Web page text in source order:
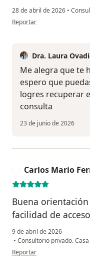
28 de abril de 2026 •
en opinión del usuario
Reportar
Dra. Laura
Me alegra que te
espero que
logres recuperar
consulta
23 de junio de 2026
Carlos Mario
Buena
facilidad de
9 de abril de 2026
• Consultorio privado.
en opinión del usuario
Reportar